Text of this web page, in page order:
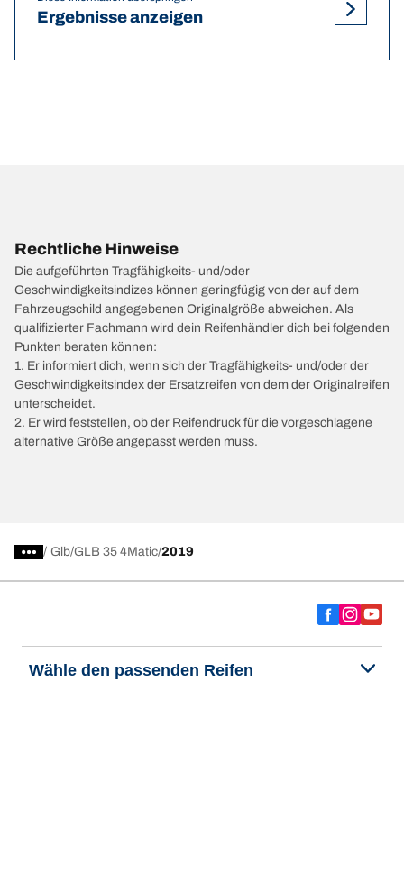
Ergebnisse anzeigen
Rechtliche Hinweise
Die aufgeführten Tragfähigkeits- und/oder
Geschwindigkeitsindizes können geringfügig von der auf dem
Fahrzeugschild angegebenen Originalgröße abweichen. Als
qualifizierter Fachmann wird dein Reifenhändler dich bei folgenden
Punkten beraten können:
1. Er informiert dich, wenn sich der Tragfähigkeits- und/oder der
Geschwindigkeitsindex der Ersatzreifen von dem der Originalreifen
unterscheidet.
2. Er wird feststellen, ob der Reifendruck für die vorgeschlagene
alternative Größe angepasst werden muss.
/ Glb GLB 35 4Matic 2019
Wähle den passenden Reifen